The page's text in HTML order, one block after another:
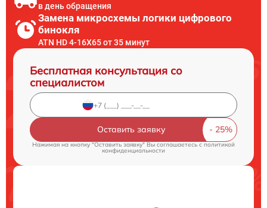
в день обращения
Замена микросхемы логики цифрового
бинокля
ATN HD 4-16X65 от 35 минут
Бесплатная консультация со
специалистом
Оставить заявку
Нажимая на кнопку "Оставить заявку" Вы соглашаетесь cполитикой
конфиденциальности